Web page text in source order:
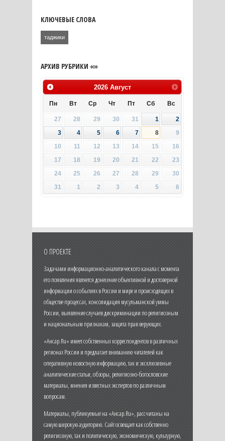
КЛЮЧЕВЫЕ СЛОВА
таджики
АРХИВ РУБРИКИ «»
2026 Август
Пн Вт Ср Чт Пт Сб Вс
27 28 29 30 31 1
2
3
4 5 6 7 8
9
10
11 12 13 14 15
16
17
18 19 20 21 22
23
24
25 26 27 28 29
30
31
1 2 3 4 5 6
О ПРОЕКТЕ
Задачами информационно-аналитического канала с момента
его появления является донесение объективной и достоверной
информации о событиях в России и мире и происходящих в
обществе процессах, консолидация мусульманской уммы
России, выявление случаев дискриминации по религиозным
и национальным признакам, защита прав верующих.
«Ансар.Ru» имеет собственных корреспондентов в различных
регионах России и предлагает вниманию читателей как
оперативную новостную информацию, так и эксклюзивные
аналитические статьи, обзоры, религиозно-богословские
материалы, мнения известных экспертов по различным
вопросам.
Материалы, публикуемые на «Ансар.Ru», рассчитаны на
самую широкую аудиторию. Сайт освещает как собственно
религиозную, так и политическую, экономическую, культурную,